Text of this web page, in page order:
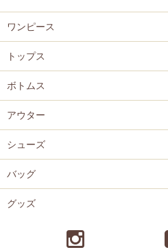
.
ワンピース
トップス
ボトムス
アウター
シューズ
バッグ
グッズ